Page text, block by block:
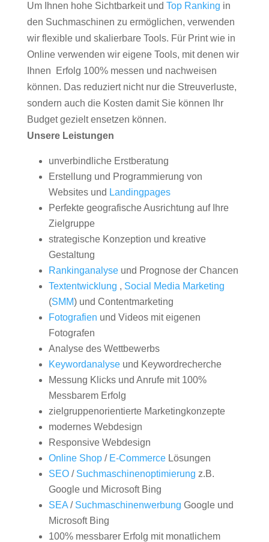
Um Ihnen hohe Sichtbarkeit und Top Ranking in
den Suchmaschinen zu ermöglichen, verwenden
wir flexible und skalierbare Tools. Für Print wie in
Online verwenden wir eigene Tools, mit denen wir
Ihnen Erfolg 100% messen und nachweisen
können. Das reduziert nicht nur die Streuverluste,
sondern auch die Kosten damit Sie können Ihr
Budget gezielt ensetzen können.
Unsere Leistungen
unverbindliche Erstberatung
Erstellung und Programmierung von
Websites und Landingpages
Perfekte geografische Ausrichtung auf Ihre
Zielgruppe
strategische Konzeption und kreative
Gestaltung
Rankinganalyseund Prognose der Chancen
Textentwicklung , Social Media Marketing
(SMM) und Contentmarketing
Fotografien und Videos mit eigenen
Fotografen
Analyse des Wettbewerbs
Keywordanalyseund Keywordrecherche
Messung Klicks und Anrufe mit 100%
Messbarem Erfolg
zielgruppenorientierte Marketingkonzepte
modernes Webdesign
Responsive Webdesign
Online Shop/ E-CommerceLösungen
SEO/ Suchmaschinenoptimierung z.B.
Google und Microsoft Bing
SEA/ Suchmaschinenwerbung Google und
Microsoft Bing
100% messbarer Erfolg mit monatlichem